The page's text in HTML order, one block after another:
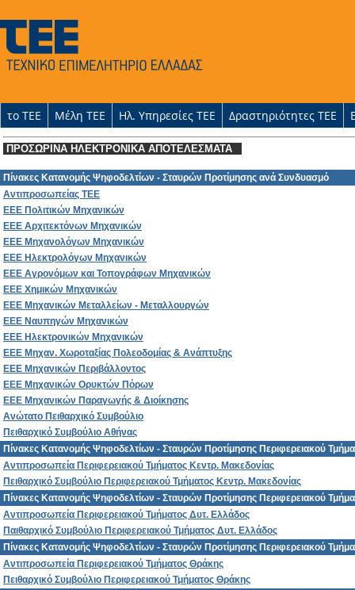
το ΤΕΕ Μέλη ΤΕΕ Ηλ. Υπηρεσίες ΤΕΕ Δραστηριότητες ΤΕΕ
ΠΡΟΣΩΡΙΝΑ ΗΛΕΚΤΡΟΝΙΚΑ ΑΠΟΤΕΛΕΣΜΑΤΑ
Πίνακες Κατανομής Ψηφοδελτίων - Σταυρών Προτίμησης ανά Συνδυασμό
Αντιπροσωπείας ΤΕΕ
ΕΕΕ Πολιτικών Μηχανικών
ΕΕΕ Αρχιτεκτόνων Μηχανικών
ΕΕΕ Μηχανολόγων Μηχανικών
ΕΕΕ Ηλεκτρολόγων Μηχανικών
ΕΕΕ Αγρονόμων και Τοπογράφων Μηχανικών
ΕΕΕ Χημικών Μηχανικών
ΕΕΕ Μηχανικών Μεταλλείων - Μεταλλουργών
ΕΕΕ Ναυπηγών Μηχανικών
ΕΕΕ Ηλεκτρονικών Μηχανικών
ΕΕΕ Μηχαν. Χωροταξίας Πολεοδομίας & Ανάπτυξης
ΕΕΕ Μηχανικών Περιβάλλοντος
ΕΕΕ Μηχανικών Ορυκτών Πόρων
ΕΕΕ Μηχανικών Παραγωγής & Διοίκησης
Ανώτατο Πειθαρχικό Συμβούλιο
Πειθαρχικό Συμβούλιο Αθήνας
Πίνακες Κατανομής Ψηφοδελτίων - Σταυρών Προτίμησης Περιφερειακού
Αντιπροσωπεία Περιφερειακού Τμήματος Κεντρ. Μακεδονίας
Πειθαρχικό Συμβούλιο Περιφερειακού Τμήματος Κεντρ. Μακεδονίας
Πίνακες Κατανομής Ψηφοδελτίων - Σταυρών Προτίμησης Περιφερειακού
Αντιπροσωπεία Περιφερειακού Τμήματος Δυτ. Ελλάδος
Παιθαρχικό Συμβούλιο Περιφερειακού Τμήματος Δυτ. Ελλάδος
Πίνακες Κατανομής Ψηφοδελτίων - Σταυρών Προτίμησης Περιφερειακού
Αντιπροσωπεία Περιφερειακού Τμήματος Θράκης
Πειθαρχικό Συμβούλιο Περιφερειακού Τμήματος Θράκης